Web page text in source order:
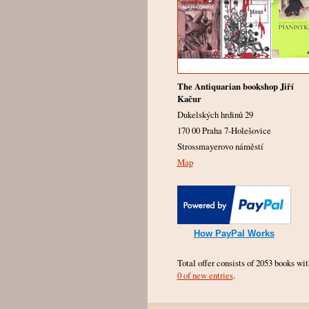
The Antiquarian bookshop Jiří
Kačur
Dukelských hrdinů 29
170 00 Praha 7-Holešovice
Strossmayerovo náměstí
Map
How PayPal Works
Total offer consists of 2053 books
0 of new entries.